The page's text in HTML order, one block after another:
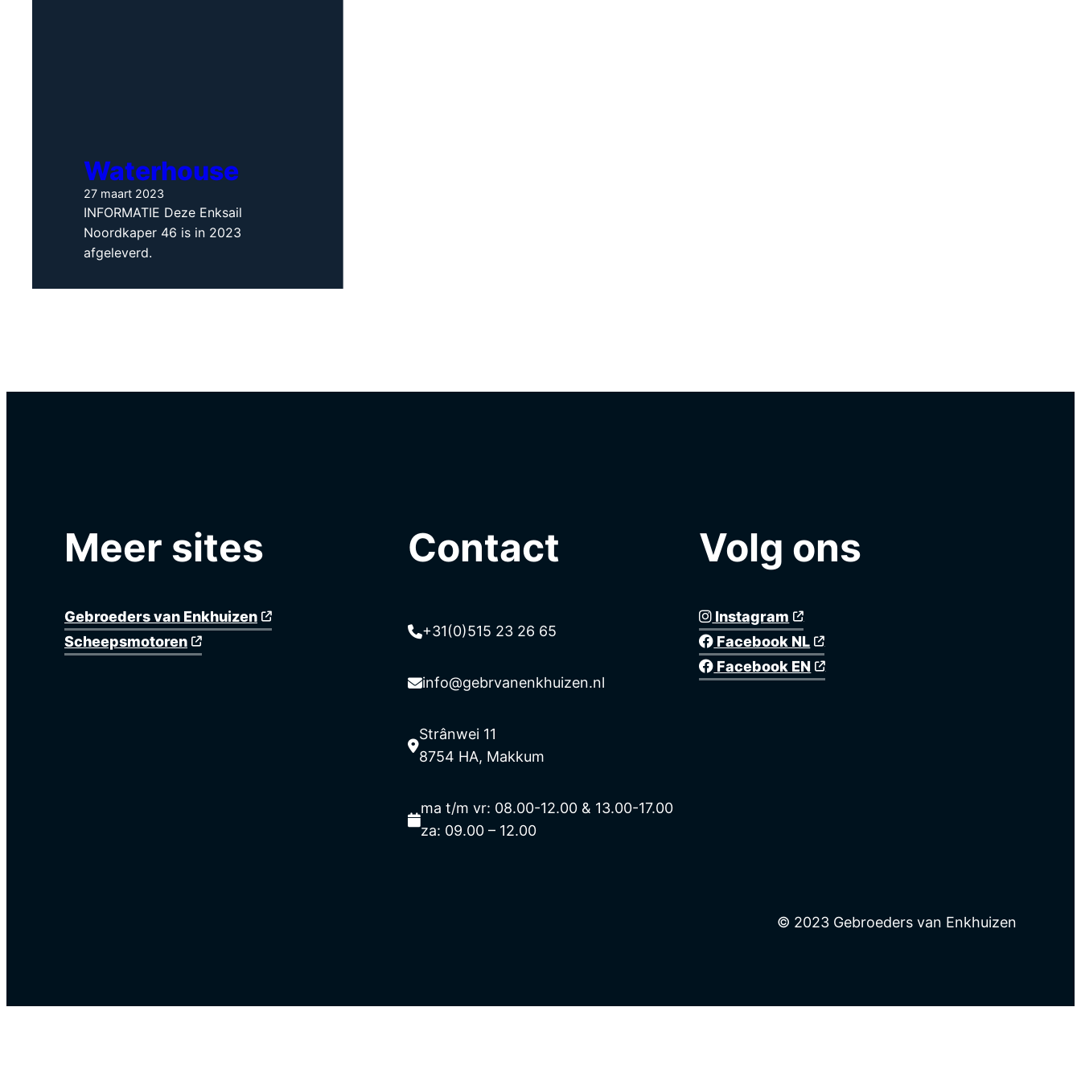
Waterhouse
27 maart 2023
INFORMATIE Deze Enksail
Noordkaper 46 is in 2023
afgeleverd.
Meer sites
Gebroeders van Enkhuizen
Scheepsmotoren
Contact
+31(0)515 23 26 65
info@gebrvanenkhuizen.nl
Strânwei 11
8754 HA, Makkum
ma t/m vr: 08.00-12.00 & 13.00-17.00
za: 09.00 – 12.00
Volg ons
Instagram
Facebook NL
Facebook EN
© 2023 Gebroeders van Enkhuizen